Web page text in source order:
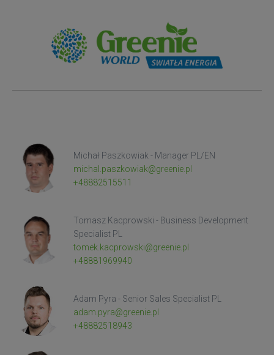
Michał Paszkowiak - Manager PL/EN
michal.paszkowiak@greenie.pl
+48882515511
Tomasz Kacprowski - Business Development
Specialist PL
tomek.kacprowski@greenie.pl
+48881969940
Adam Pyra - Senior Sales Specialist PL
adam.pyra@greenie.pl
+48882518943